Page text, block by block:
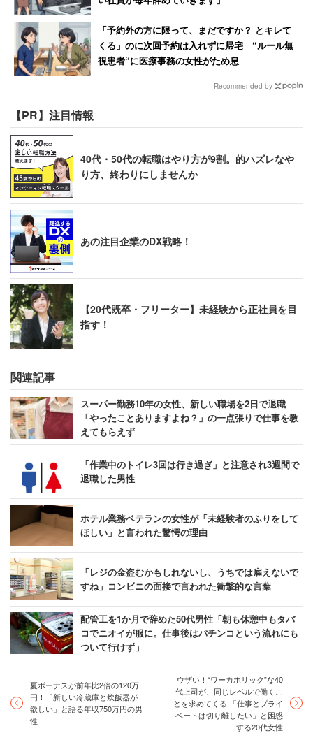
「予約外の方に限って、まだですか？ とキレて
くる」のに次回予約は入れずに帰宅 “ルール無
視患者“に医療事務の女性がため息
Recommended by
【PR】注目情報
40代・50代の転職はやり方が9割。的ハズレなや
り方、終わりにしませんか
あの注目企業のDX戦略！
【20代既卒・フリーター】未経験から正社員を目
指す！
関連記事
スーパー勤務10年の女性、新しい職場を2日で退職
「やったことありますよね？」の一点張りで仕事を教
えてもらえず
「作業中のトイレ3回は行き過ぎ」と注意され3週間で
退職した男性
ホテル業務ベテランの女性が「未経験者のふりをして
ほしい」と言われた驚愕の理由
「レジの金盗むかもしれないし、うちでは雇えないで
すね」コンビニの面接で言われた衝撃的な言葉
配管工を1か月で辞めた50代男性「朝も休憩中もタバ
コでニオイが服に。仕事後はパチンコという流れにも
ついて行けず」
夏ボーナスが前年比2倍の120万
円！「新しい冷蔵庫と炊飯器が
欲しい」と語る年収750万円の男
性
ウザい！“ワーカホリック”な40
代上司が、同じレベルで働くこ
とを求めてくる 「仕事とプライ
ベートは切り離したい」と困惑
する20代女性